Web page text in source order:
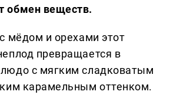
обмен веществ.
мёдом и орехами этот
превращается в
с мягким сладковатым
карамельным оттенком.